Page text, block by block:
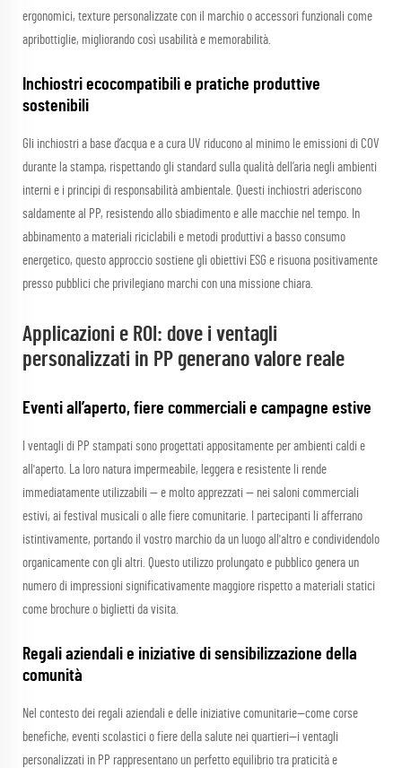
ergonomici, texture personalizzate con il marchio o accessori funzionali come
apribottiglie, migliorando così usabilità e memorabilità.
Inchiostri ecocompatibili e pratiche produttive
sostenibili
Gli inchiostri a base d’acqua e a cura UV riducono al minimo le emissioni di COV
durante la stampa, rispettando gli standard sulla qualità dell’aria negli ambienti
interni e i principi di responsabilità ambientale. Questi inchiostri aderiscono
saldamente al PP, resistendo allo sbiadimento e alle macchie nel tempo. In
abbinamento a materiali riciclabili e metodi produttivi a basso consumo
energetico, questo approccio sostiene gli obiettivi ESG e risuona positivamente
presso pubblici che privilegiano marchi con una missione chiara.
Applicazioni e ROI: dove i ventagli
personalizzati in PP generano valore reale
Eventi all’aperto, fiere commerciali e campagne estive
I ventagli di PP stampati sono progettati appositamente per ambienti caldi e
all'aperto. La loro natura impermeabile, leggera e resistente li rende
immediatamente utilizzabili — e molto apprezzati — nei saloni commerciali
estivi, ai festival musicali o alle fiere comunitarie. I partecipanti li afferrano
istintivamente, portando il vostro marchio da un luogo all'altro e condividendolo
organicamente con gli altri. Questo utilizzo prolungato e pubblico genera un
numero di impressioni significativamente maggiore rispetto a materiali statici
come brochure o biglietti da visita.
Regali aziendali e iniziative di sensibilizzazione della
comunità
Nel contesto dei regali aziendali e delle iniziative comunitarie—come corse
benefiche, eventi scolastici o fiere della salute nei quartieri—i ventagli
personalizzati in PP rappresentano un perfetto equilibrio tra praticità e